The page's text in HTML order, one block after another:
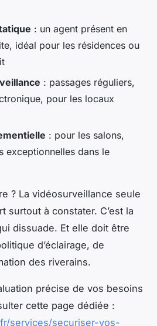
: un agent présent en
idéal pour les résidences ou
: passages réguliers,
pour les locaux
: pour les salons,
exceptionnelles dans le
? La vidéosurveillance seule
surtout à constater. C’est la
dissuade. Et elle doit être
d’éclairage, de
des riverains.
précise de vos besoins
cette page dédiée :
services/securiser-vos-